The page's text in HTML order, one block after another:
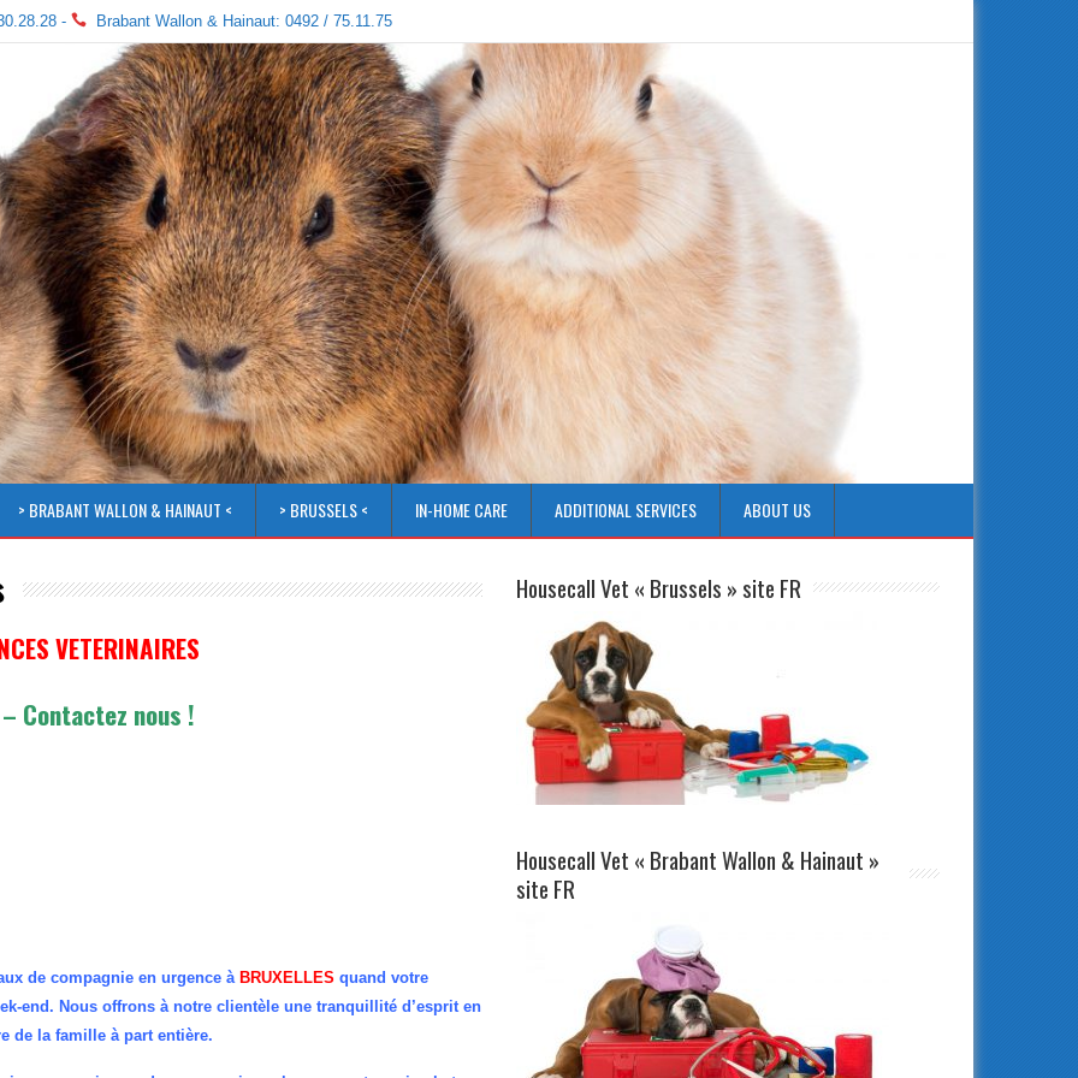
- Brabant Wallon & Hainaut: 0492 / 75.11.75
> BRABANT WALLON & HAINAUT < > BRUSSELS < IN-HOME CARE ADDITIONAL SERVICES ABOUT US
VETERINAIRES
Contactez nous !
de compagnie en urgence à BRUXELLES quand votre
end. Nous offrons à notre clientèle une tranquillité d’esprit en
de la famille à part entière.
Housecall Vet « Brussels » site FR
Housecall Vet « Brabant Wallon & Hainaut »
site FR